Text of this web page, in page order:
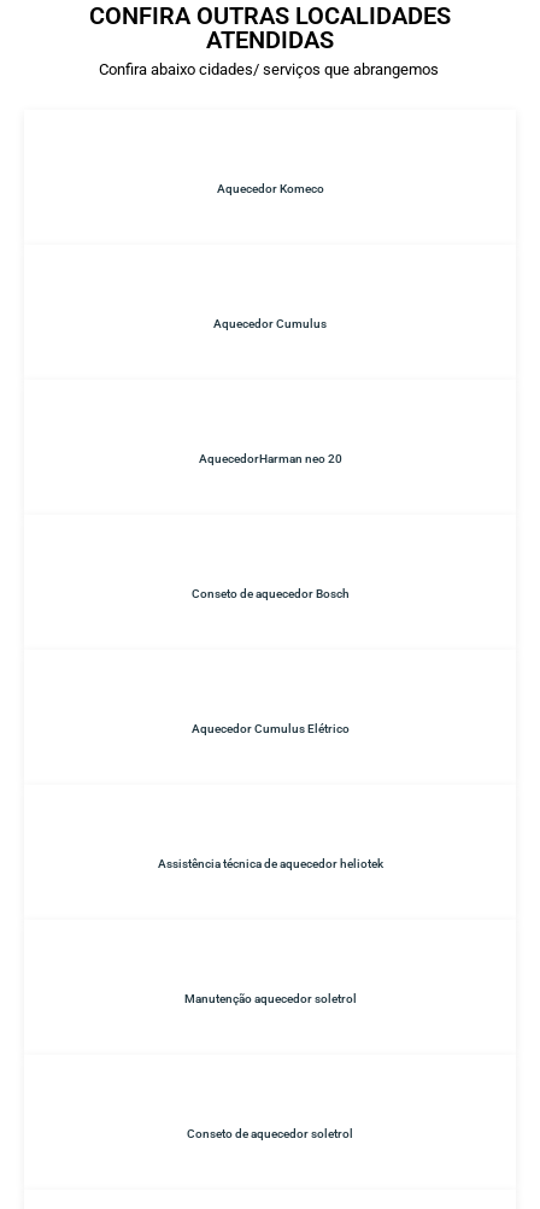
CONFIRA OUTRAS LOCALIDADES
ATENDIDAS
Confira abaixo cidades/ serviços que abrangemos
Aquecedor Komeco
Aquecedor Cumulus
AquecedorHarman neo 20
Conseto de aquecedor Bosch
Aquecedor Cumulus Elétrico
Assistência técnica de aquecedor heliotek
Manutenção aquecedor soletrol
Conseto de aquecedor soletrol